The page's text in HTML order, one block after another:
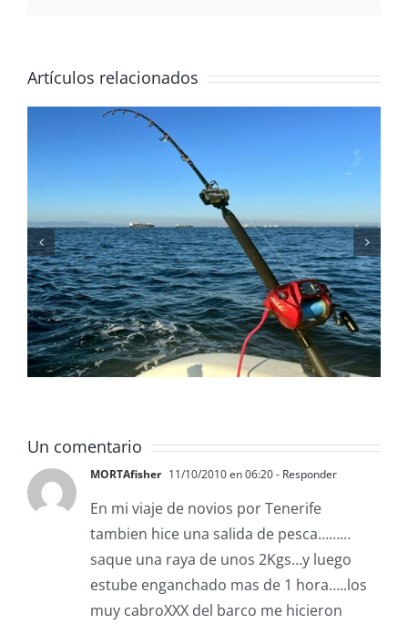
Artículos relacionados
Gestionar waypoints con
ReefMaster
Un comentario
MORTAfisher 11/10/2010 en 06:20- Responder
En mi viaje de novios por Tenerife
tambien hice una salida de pesca………
saque una raya de unos 2Kgs…y luego
estube enganchado mas de 1 hora…..los
muy cabroXXX del barco me hicieron